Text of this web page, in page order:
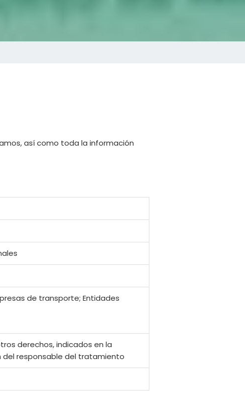
así como toda la información
de transporte; Entidades
derechos, indicados en la
del responsable del tratamiento